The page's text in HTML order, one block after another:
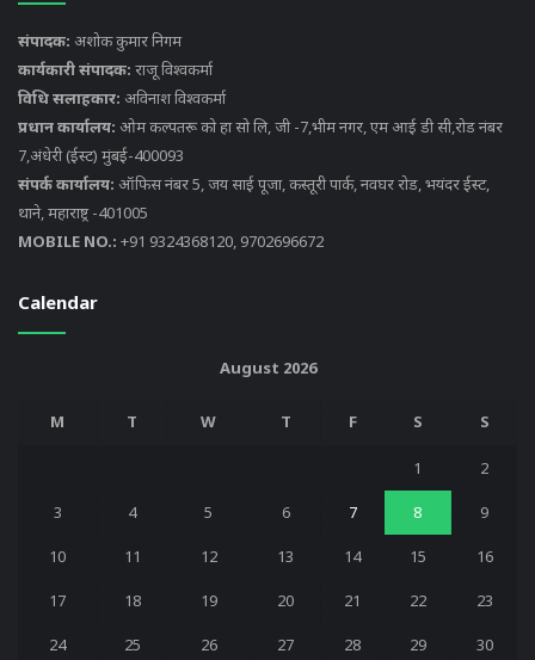
संपादक: अशोक कुमार निगम
कार्यकारी संपादक: राजू विश्वकर्मा
विधि सलाहकार: अविनाश विश्वकर्मा
प्रधान कार्यालय: ओम कल्पतरू को हा सो लि, जी -7,भीम नगर, एम आई डी सी,रोड नंबर
7,अंधेरी (ईस्ट) मुंबई-400093
संपर्क कार्यालय: ऑफिस नंबर 5, जय साई पूजा, कस्तूरी पार्क, नवघर रोड, भयंदर ईस्ट,
थाने, महाराष्ट्र -401005
MOBILE NO.: +91 9324368120, 9702696672
Calendar
August 2026
M T W T F S S
1 2
3 4 5 6 7 8 9
10 11 12 13 14 15 16
17 18 19 20 21 22 23
24 25 26 27 28 29 30